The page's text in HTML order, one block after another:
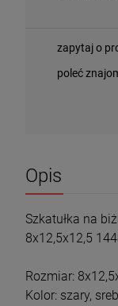
zapytaj o
poleć
Opis
Szkatułka na
8x12,5x12,5
Rozmiar:
Kolor: szary,